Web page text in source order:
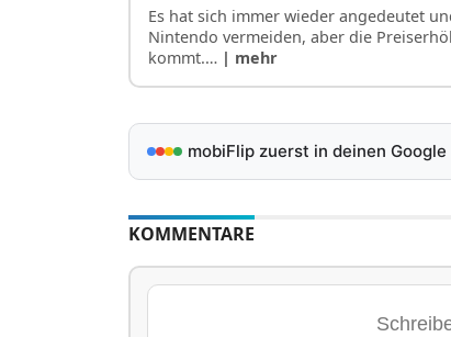
Es hat sich immer wieder angedeutet
Nintendo vermeiden, aber die
kommt.… | mehr
mobiFlip zuerst in deinen Google
KOMMENTARE